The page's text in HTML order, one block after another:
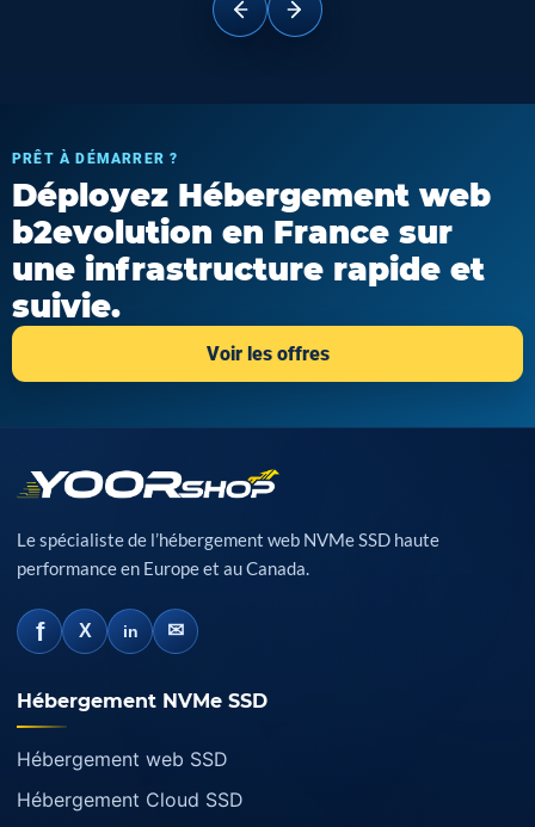
PRÊT À DÉMARRER ?
Déployez Hébergement web
b2evolution en France sur
une infrastructure rapide et
suivie.
Voir les offres
Le spécialiste de l’hébergement web NVMe SSD haute
performance en Europe et au Canada.
f X in ✉
Hébergement NVMe SSD
Hébergement web SSD
Hébergement Cloud SSD